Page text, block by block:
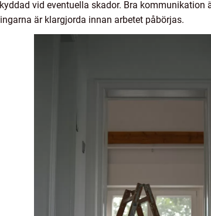
vid eventuella skador. Bra
är klargjorda innan arbetet påbörjas.